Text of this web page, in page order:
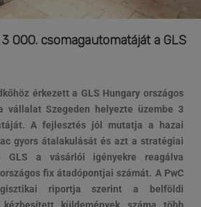
000. csomagautomatáját a GLS
érkezett a GLS Hungary országos
vállalat Szegeden helyezte üzembe 3
A fejlesztés jól mutatja a hazai
gyors átalakulását és azt a stratégiai
GLS a vásárlói igényekre reagálva
fix átadópontjai számát. A PwC
riportja szerint a belföldi